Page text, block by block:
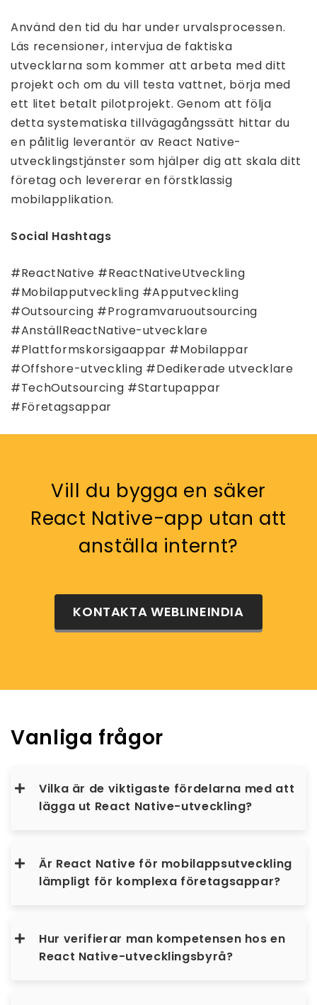
Använd den tid du har under urvalsprocessen.
Läs recensioner, intervjua de faktiska
utvecklarna som kommer att arbeta med ditt
projekt och om du vill testa vattnet, börja med
ett litet betalt pilotprojekt. Genom att följa
detta systematiska tillvägagångssätt hittar du
en pålitlig leverantör av React Native-
utvecklingstjänster som hjälper dig att skala ditt
företag och levererar en förstklassig
mobilapplikation.
Social Hashtags
#ReactNative #ReactNativeUtveckling
#Mobilapputveckling #Apputveckling
#Outsourcing #Programvaruoutsourcing
#AnställReactNative-utvecklare
#Plattformskorsigaappar #Mobilappar
#Offshore-utveckling #Dedikerade utvecklare
#TechOutsourcing #Startupappar
#Företagsappar
Vill du bygga en säker
React Native-app utan att
anställa internt?
KONTAKTA WEBLINEINDIA
Vanliga frågor
Vilka är de viktigaste fördelarna med att
lägga ut React Native-utveckling?
Är React Native för mobilappsutveckling
lämpligt för komplexa företagsappar?
Hur verifierar man kompetensen hos en
React Native-utvecklingsbyrå?